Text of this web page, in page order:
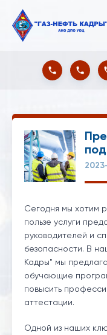
Сегодня мы хотим
пользе услуги
руководителей и
безопасности. В
Кадры" мы
обучающие
повысить
аттестации.
Одной из наших